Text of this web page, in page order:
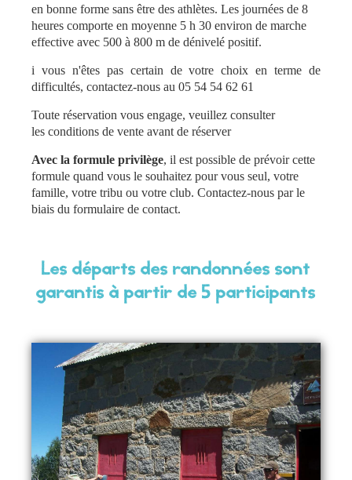
en bonne forme sans être des athlètes. Les journées de 8
heures comporte en moyenne 5 h 30 environ de marche
effective avec 500 à 800 m de dénivelé positif.
i vous n'êtes pas certain de votre choix en terme de
difficultés, contactez-nous au 05 54 54 62 61
Toute réservation vous engage, veuillez consulter
les conditions de vente avant de réserver
Avec la formule privilège, il est possible de prévoir cette
formule quand vous le souhaitez pour vous seul, votre
famille, votre tribu ou votre club. Contactez-nous par le
biais du formulaire de contact.
Les départs des randonnées sont
garantis à partir de 5 participants